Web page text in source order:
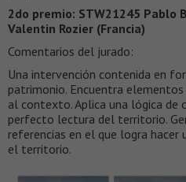
2do premio: STW21245 Pablo
Valentin Rozier (Francia)
Comentarios del jurado:
Una intervención contenida en
patrimonio. Encuentra
al contexto. Aplica una lógica de
perfecto lectura del territorio.
referencias en el que logra
el territorio.